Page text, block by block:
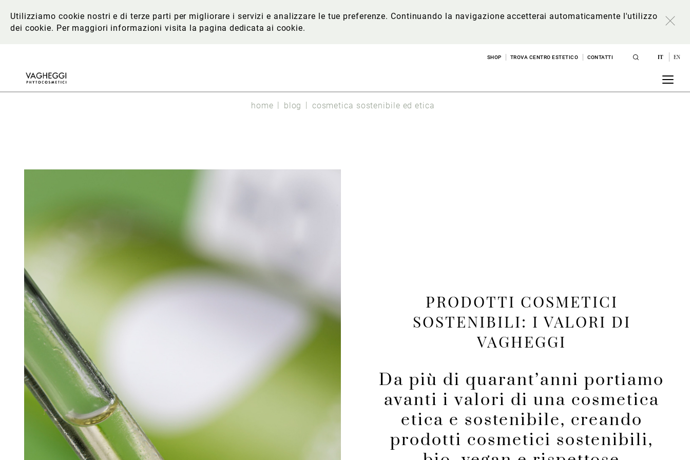
Utilizziamo cookie nostri e di terze parti per migliorare i servizi e analizzare le tue preferenze. Continuando la navigazione accetterai automaticamente l'utilizzo
dei cookie. Per maggiori informazionivisita la pagina dedicata ai cookie.
SHOP TROVA CENTRO ESTETICO CONTATTI IT EN
home blog cosmetica sostenibile ed etica
PRODOTTI COSMETICI
SOSTENIBILI: I VALORI DI
VAGHEGGI
Da più di quarant’anni portiamo
avanti i valori di una cosmetica
etica e sostenibile, creando
prodotti cosmetici sostenibili,